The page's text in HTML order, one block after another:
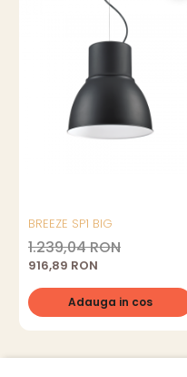
BREEZE SP1 BIG
1.239,04 RON
916,89 RON
Adauga in cos